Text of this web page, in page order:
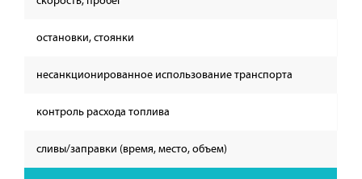
остановки, стоянки
несанкционированное использование транспорта
контроль расхода топлива
сливы/заправки (время, место, объем)